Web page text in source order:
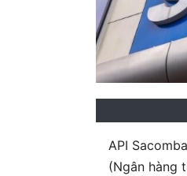
API
(Ngân hàng